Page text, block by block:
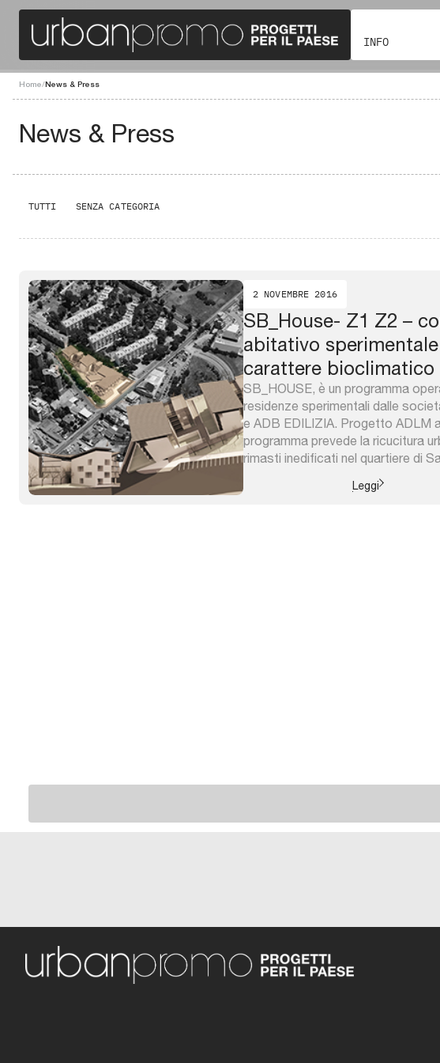
INFO
Home/News & Press
News & Press
TUTTI SENZA CATEGORIA
2 NOVEMBRE 2016
SB_House- Z1 Z2 –
abitativo
carattere bioclimatico
SB_HOUSE, è un programma
residenze sperimentali dalle
e ADB EDILIZIA. Progetto ADLM
programma prevede la ricucitura
rimasti inedificati nel quartiere di
rappresentativo della periferia
Il quartiere nel tempo è stato
Leggi